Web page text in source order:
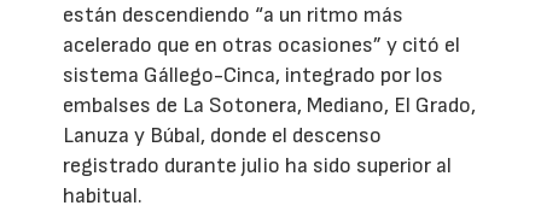
están descendiendo “a un ritmo más
acelerado que en otras ocasiones” y citó el
sistema Gállego-Cinca, integrado por los
embalses de La Sotonera, Mediano, El Grado,
Lanuza y Búbal, donde el descenso
registrado durante julio ha sido superior al
habitual.